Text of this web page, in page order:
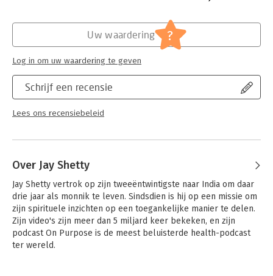
Schrijf een recensie
Lees ons recensiebeleid
Uw waardering ?
Log in om uw waardering te geven
Over Jay Shetty
Jay Shetty vertrok op zijn tweeëntwintigste naar India om daar
drie jaar als monnik te leven. Sindsdien is hij op een missie om
zijn spirituele inzichten op een toegankelijke manier te delen.
Zijn video's zijn meer dan 5 miljard keer bekeken, en zijn
podcast On Purpose is de meest beluisterde health-podcast
ter wereld.